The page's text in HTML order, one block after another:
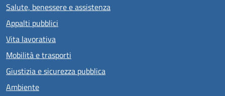
Salute, benessere e assistenza
Appalti pubblici
Vita lavorativa
Mobilità e trasporti
Giustizia e sicurezza pubblica
Ambiente